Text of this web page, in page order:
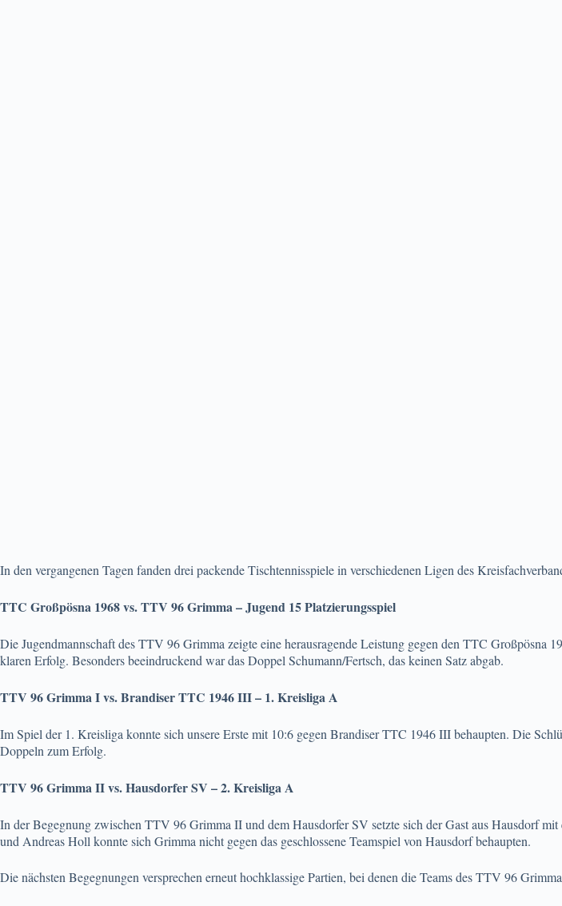
In den vergangenen Tagen fanden drei packende Tischtennisspiele in verschiedenen Ligen des
TTC Großpösna 1968 vs. TTV 96 Grimma – Jugend 15 Platzierungsspiel
Die Jugendmannschaft des TTV 96 Grimma zeigte eine herausragende Leistung gegen den TTC
klaren Erfolg. Besonders beeindruckend war das Doppel Schumann/Fertsch, das keinen Satz abgab.
TTV 96 Grimma I vs. Brandiser TTC 1946 III – 1. Kreisliga A
Im Spiel der 1. Kreisliga konnte sich unsere Erste mit 10:6 gegen Brandiser TTC 1946 III behaupten. Die
Doppeln zum Erfolg.
TTV 96 Grimma II vs. Hausdorfer SV – 2. Kreisliga A
In der Begegnung zwischen TTV 96 Grimma II und dem Hausdorfer SV setzte sich der Gast aus Hausdorf
und Andreas Holl konnte sich Grimma nicht gegen das geschlossene Teamspiel von Hausdorf behaupten.
Die nächsten Begegnungen versprechen erneut hochklassige Partien, bei denen die Teams des TTV 96